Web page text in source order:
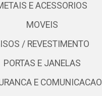
E ACESSORIOS
MOVEIS
/ REVESTIMENTO
PORTAS E JANELAS
E COMUNICACAO